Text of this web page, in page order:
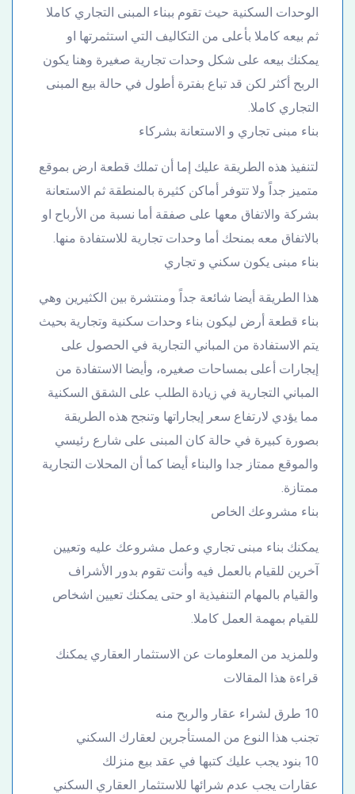
الوحدات السكنية حيث تقوم ببناء المبنى التجاري كاملا
ثم بيعه كاملا بأعلى من التكاليف التي استثمرتها او
يمكنك بيعه على شكل وحدات تجارية صغيرة وهنا يكون
الربح أكثر لكن قد تباع بفترة أطول في حالة بيع المبنى
التجاري كاملا.
بناء مبنى تجاري و الاستعانة بشركاء
لتنفيذ هذه الطريقة عليك إما أن تملك قطعة ارض بموقع
متميز جداً ولا تتوفر أماكن كثيرة بالمنطقة ثم الاستعانة
بشركة والاتفاق معها على صفقة أما نسبة من الأرباح او
بالاتفاق معه بمنحك أما وحدات تجارية للاستفادة منها.
بناء مبنى يكون سكني و تجاري
هذا الطريقة أيضا شائعة جداً ومنتشرة بين الكثيرين وهي
بناء قطعة أرض ليكون بناء وحدات سكنية وتجارية بحيث
يتم الاستفادة من المباني التجارية في الحصول على
إيجارات أعلى بمساحات صغيره، وأيضا الاستفادة من
المباني التجارية في زيادة الطلب على الشقق السكنية
مما يؤدي لارتفاع سعر إيجاراتها وتنجح هذه الطريقة
بصورة كبيرة في حالة كان المبنى على شارع رئيسي
والموقع ممتاز جدا والبناء أيضا كما أن المحلات التجارية
ممتازة.
بناء مشروعك الخاص
يمكنك بناء مبنى تجاري وعمل مشروعك عليه وتعيين
آخرين للقيام بالعمل فيه وأنت تقوم بدور الأشراف
والقيام بالمهام التنفيذية او حتى يمكنك تعيين اشخاص
للقيام بمهمة العمل كاملا.
وللمزيد من المعلومات عن الاستثمار العقاري يمكنك
قراءة هذا المقالات
10 طرق لشراء عقار والربح منه
تجنب هذا النوع من المستأجرين لعقارك السكني
10 بنود يجب عليك كتبها في عقد بيع منزلك
عقارات يجب عدم شرائها للاستثمار العقاري السكني